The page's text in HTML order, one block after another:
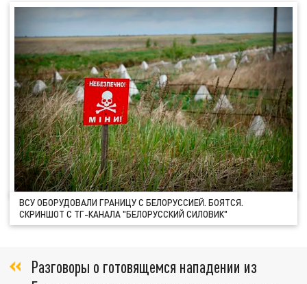
ВСУ ОБОРУДОВАЛИ ГРАНИЦУ С БЕЛОРУССИЕЙ. БОЯТСЯ.
СКРИНШОТ С ТГ-КАНАЛА "БЕЛОРУССКИЙ СИЛОВИК"
Разговоры о готовящемся нападении из